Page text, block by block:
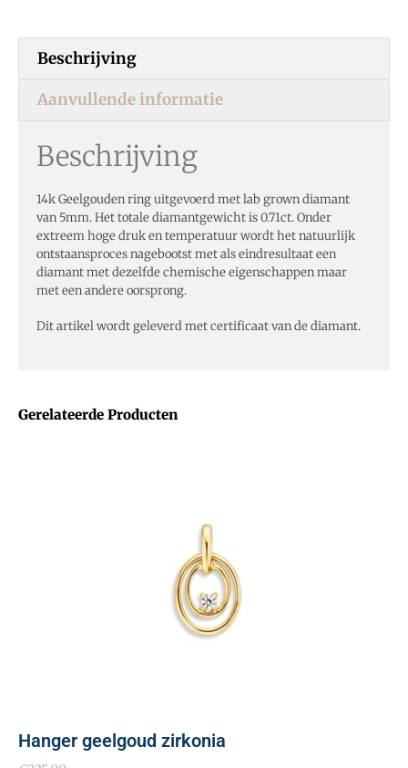
Gerelateerde Producten
Hanger geelgoud zirkonia
Beschrijving
Aanvullende informatie
Beschrijving
14k Geelgouden ring uitgevoerd met lab grown diamant
van 5mm. Het totale diamantgewicht is 0.71ct. Onder
extreem hoge druk en temperatuur wordt het natuurlijk
ontstaansproces nagebootst met als eindresultaat een
diamant met dezelfde chemische eigenschappen maar
met een andere oorsprong.
Dit artikel wordt geleverd met certificaat van de diamant.